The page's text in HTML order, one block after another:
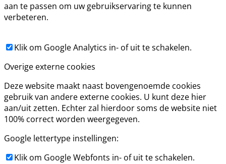
aan te passen om uw gebruikservaring te kunnen
verbeteren.
Klik om Google Analytics in- of uit te schakelen.
Overige externe cookies
Deze website maakt naast bovengenoemde cookies
gebruik van andere externe cookies. U kunt deze hier
aan/uit zetten. Echter zal hierdoor soms de website niet
100% correct worden weergegeven.
Google lettertype instellingen:
Klik om Google Webfonts in- of uit te schakelen.